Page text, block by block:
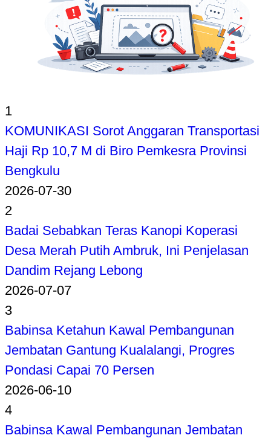
1
KOMUNIKASI Sorot Anggaran Transportasi
Haji Rp 10,7 M di Biro Pemkesra Provinsi
Bengkulu
2026-07-30
2
Badai Sebabkan Teras Kanopi Koperasi
Desa Merah Putih Ambruk, Ini Penjelasan
Dandim Rejang Lebong
2026-07-07
3
Babinsa Ketahun Kawal Pembangunan
Jembatan Gantung Kualalangi, Progres
Pondasi Capai 70 Persen
2026-06-10
4
Babinsa Kawal Pembangunan Jembatan